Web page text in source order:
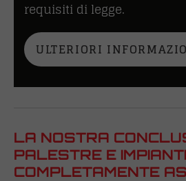
requisiti di legge.
ULTERIORI
LA NOSTRA
PALESTRE E
COMPLETAMENTE